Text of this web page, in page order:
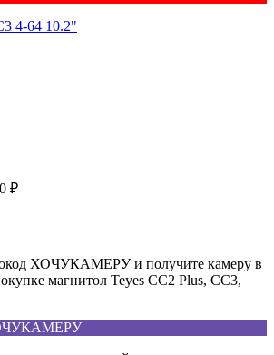
4-64 10.2"
₽
ХОЧУКАМЕРУ и получите камеру в
магнитол Teyes CC2 Plus, CC3,